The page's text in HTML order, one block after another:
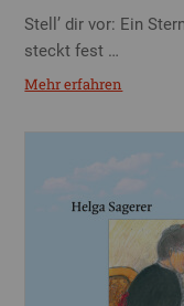
Stell’ dir vor: Ein
steckt fest …
Mehr erfahren